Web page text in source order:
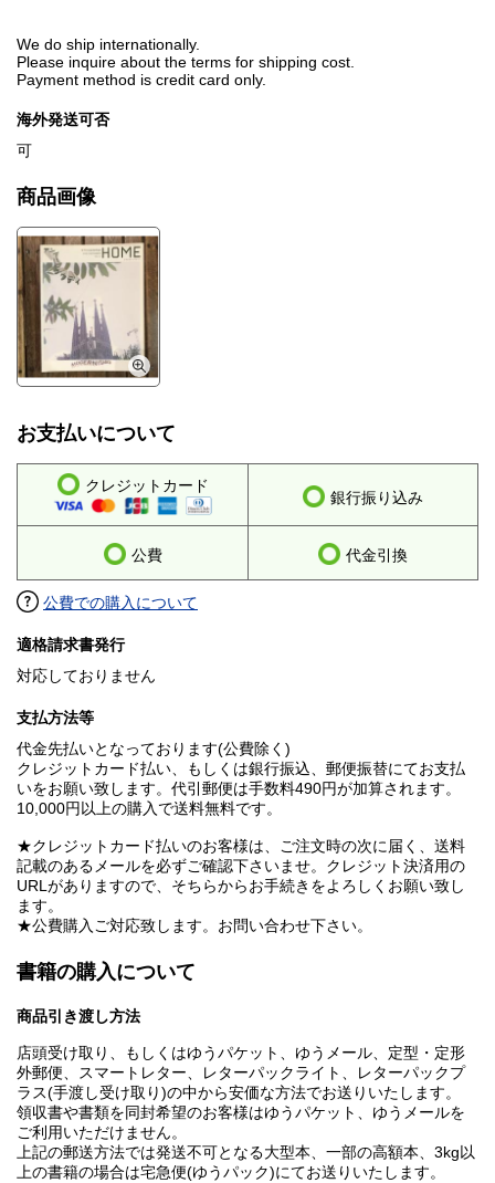
We do ship internationally.
Please inquire about the terms for shipping cost.
Payment method is credit card only.
海外発送可否
可
商品画像
お支払いについて
クレジットカード
銀行振り込み
公費 代金引換
公費での購入について
適格請求書発行
対応しておりません
支払方法等
代金先払いとなっております(公費除く)
クレジットカード払い、もしくは銀行振込、郵便振替にてお支払
いをお願い致します。代引郵便は手数料490円が加算されます。
10,000円以上の購入で送料無料です。
★クレジットカード払いのお客様は、ご注文時の次に届く、送料
記載のあるメールを必ずご確認下さいませ。クレジット決済用の
URLがありますので、そちらからお手続きをよろしくお願い致し
ます。
★公費購入ご対応致します。お問い合わせ下さい。
書籍の購入について
商品引き渡し方法
店頭受け取り、もしくはゆうパケット、ゆうメール、定型・定形
外郵便、スマートレター、レターパックライト、レターパックプ
ラス(手渡し受け取り)の中から安価な方法でお送りいたします。
領収書や書類を同封希望のお客様はゆうパケット、ゆうメールを
ご利用いただけません。
上記の郵送方法では発送不可となる大型本、一部の高額本、3kg以
上の書籍の場合は宅急便(ゆうパック)にてお送りいたします。